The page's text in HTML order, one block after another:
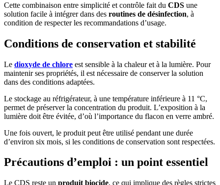
Cette combinaison entre simplicité et contrôle fait du CDS une
solution facile à intégrer dans des routines de désinfection, à
condition de respecter les recommandations d’usage.
Conditions de conservation et stabilité
Le dioxyde de chlore est sensible à la chaleur et à la lumière. Pour
maintenir ses propriétés, il est nécessaire de conserver la solution
dans des conditions adaptées.
Le stockage au réfrigérateur, à une température inférieure à 11 °C,
permet de préserver la concentration du produit. L’exposition à la
lumière doit être évitée, d’où l’importance du flacon en verre ambré.
Une fois ouvert, le produit peut être utilisé pendant une durée
d’environ six mois, si les conditions de conservation sont respectées.
Précautions d’emploi : un point essentiel
Le CDS reste un produit biocide, ce qui implique des règles strictes